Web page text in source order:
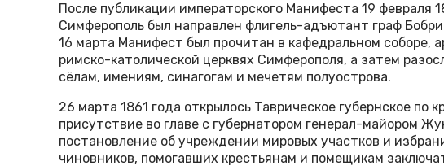
После публикации императорского Манифеста 19 февраля
Симферополь был направлен флигель-адъютант граф
16 марта Манифест был прочитан в кафедральном соборе,
римско-католической церквях Симферополя, а затем
сёлам, имениям, синагогам и мечетям полуострова.
26 марта 1861 года открылось Таврическое губернское по
присутствие во главе с губернатором генерал-майором
постановление об учреждении мировых участков и
чиновников, помогавших крестьянам и помещикам